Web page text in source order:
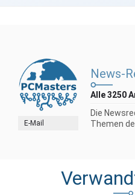
E-Mail
News-
Alle 3250
Die
Themen